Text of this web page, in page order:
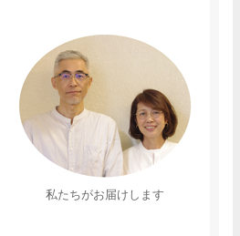
私たちがお届けします